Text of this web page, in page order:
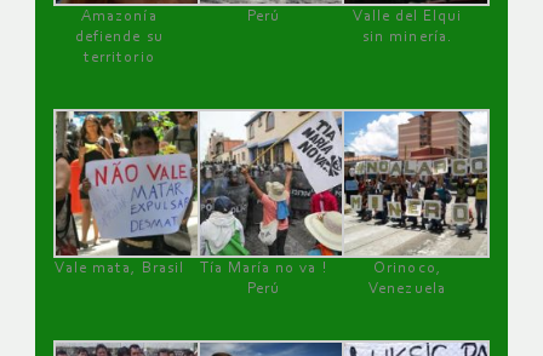
Amazonía
defiende su
territorio
Perú
Valle del Elqui
sin minería.
Vale mata, Brasil
Tía María no va !
Perú
Orinoco,
Venezuela